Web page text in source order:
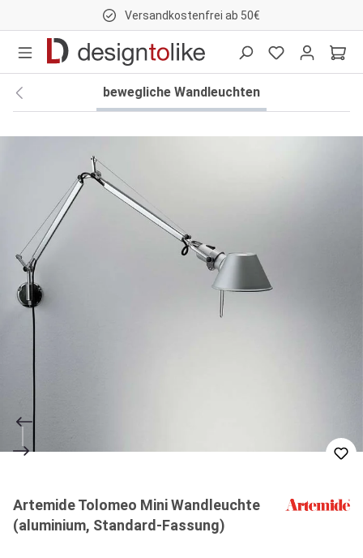
Versandkostenfrei ab 50€
bewegliche Wandleuchten
Artemide Tolomeo Mini Wandleuchte
(aluminium, Standard-Fassung)